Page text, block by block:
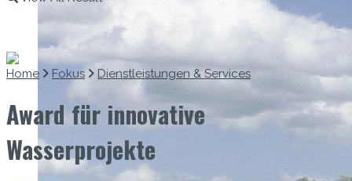
Home Fokus Dienstleistungen & Services
Award für innovative
Wasserprojekte